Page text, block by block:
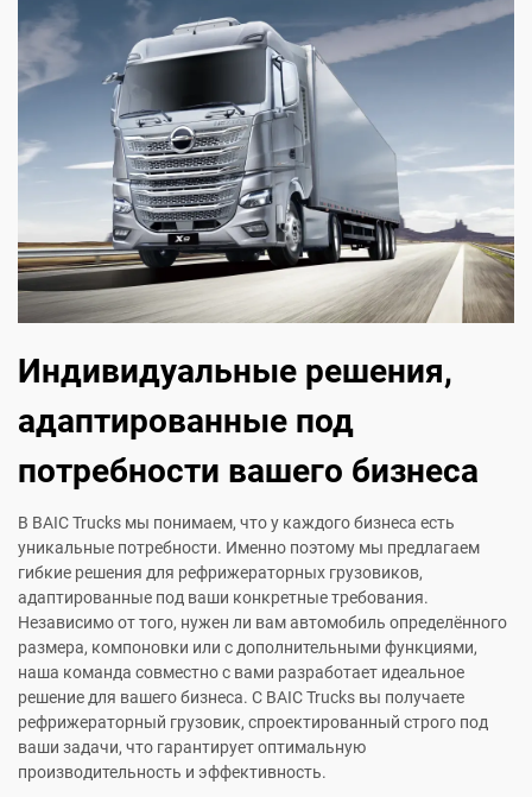
Индивидуальные решения,
адаптированные под
потребности вашего бизнеса
В BAIC Trucks мы понимаем, что у каждого бизнеса есть
уникальные потребности. Именно поэтому мы предлагаем
гибкие решения для рефрижераторных грузовиков,
адаптированные под ваши конкретные требования.
Независимо от того, нужен ли вам автомобиль определённого
размера, компоновки или с дополнительными функциями,
наша команда совместно с вами разработает идеальное
решение для вашего бизнеса. С BAIC Trucks вы получаете
рефрижераторный грузовик, спроектированный строго под
ваши задачи, что гарантирует оптимальную
производительность и эффективность.